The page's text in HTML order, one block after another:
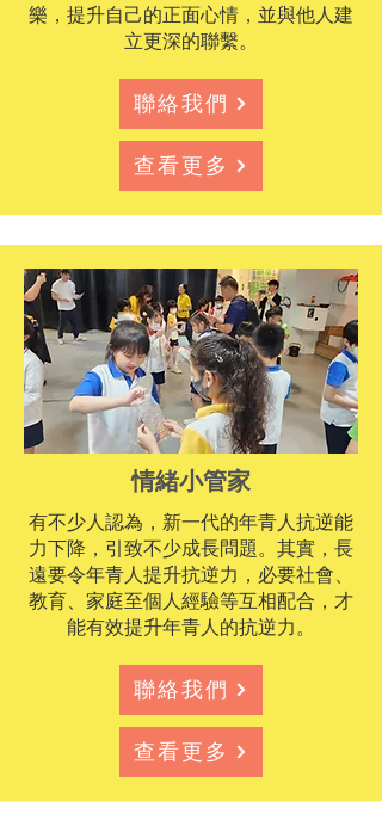
樂，提升自己的正面心情，並與他人建
立更深的聯繫。
聯絡我們
查看更多
情緒小管家
有不少人認為，新一代的年青人抗逆能
力下降，引致不少成長問題。其實，長
遠要令年青人提升抗逆力，必要社會、
教育、家庭至個人經驗等互相配合，才
能有效提升年青人的抗逆力。
聯絡我們
查看更多